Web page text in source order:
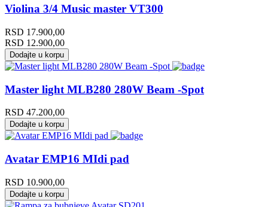
Violina 3/4 Music master VT300
RSD 17.900,00
RSD 12.900,00
Dodajte u korpu
Master light MLB280 280W Beam -Spot
RSD 47.200,00
Dodajte u korpu
Avatar EMP16 MIdi pad
RSD 10.900,00
Dodajte u korpu